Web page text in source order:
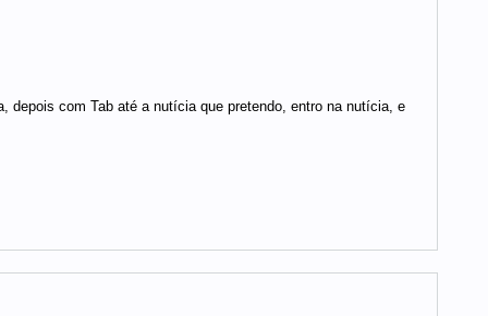
com Tab até a nutícia que pretendo, entro na nutícia, e